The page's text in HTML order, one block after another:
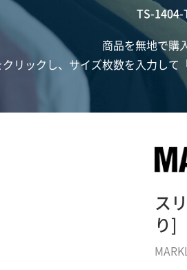
TS-1404-
商品を無地で購
リックし、サイズ枚数を入力して
ス
り]